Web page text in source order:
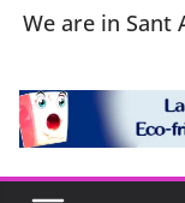
We are in Sant